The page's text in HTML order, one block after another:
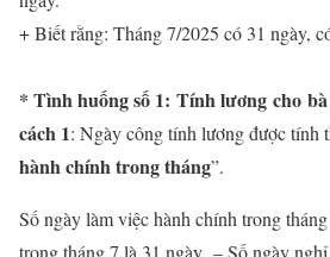
+ Biết rằng: Tháng 7/2025 có 31 ngày,
* Tình huống số 1: Tính lương cho
cách 1: Ngày công tính lương được tính
hành chính trong tháng”.
Số ngày làm việc hành chính trong
trong tháng 7 là 31 ngày – Số ngày